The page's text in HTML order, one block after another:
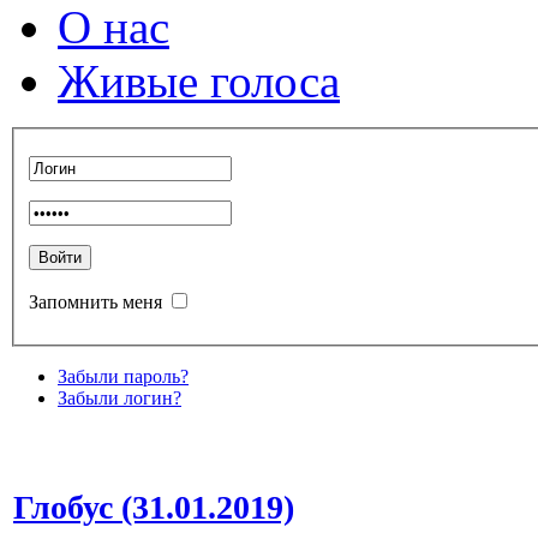
О нас
Живые голоса
Запомнить меня
Забыли пароль?
Забыли логин?
Глобус (31.01.2019)